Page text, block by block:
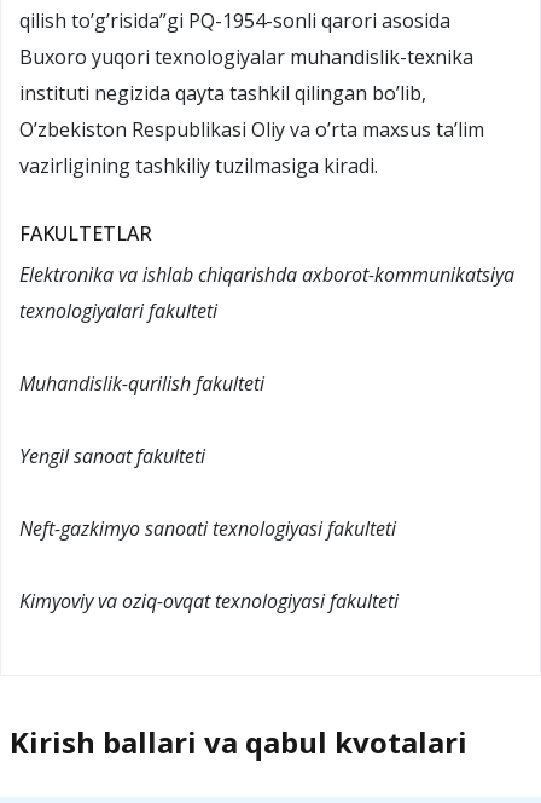
qilish to’g’risida”gi PQ-1954-sonli qarori asosida
Buxoro yuqori texnologiyalar muhandislik-texnika
instituti negizida qayta tashkil qilingan bo’lib,
O’zbekiston Respublikasi Oliy va o’rta maxsus ta’lim
vazirligining tashkiliy tuzilmasiga kiradi.
FAKULTETLAR
Elektronika va ishlab chiqarishda axborot-kommunikatsiya
texnologiyalari fakulteti
Muhandislik-qurilish fakulteti
Yengil sanoat fakulteti
Neft-gazkimyo sanoati texnologiyasi fakulteti
Kimyoviy va oziq-ovqat texnologiyasi fakulteti
Kirish ballari va qabul kvotalari